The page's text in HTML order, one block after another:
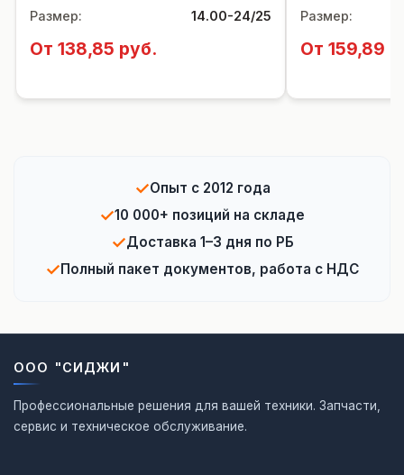
Размер: 14.00-24/25
От 138,85 руб.
Размер:
От 159,89
✓Опыт с 2012 года
✓10 000+ позиций на складе
✓Доставка 1–3 дня по РБ
✓Полный пакет документов, работа с НДС
ООО "СИДЖИ"
Профессиональные решения для вашей техники. Запчасти,
сервис и техническое обслуживание.